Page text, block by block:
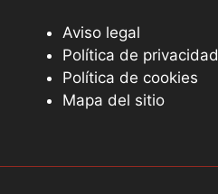
Aviso legal
Política de privacidad
Política de cookies
Mapa del sitio